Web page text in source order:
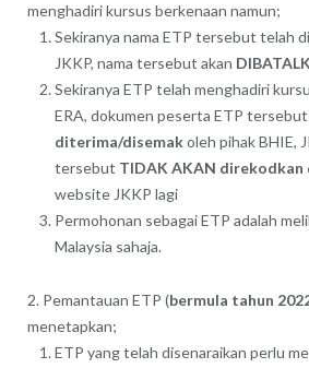
menghadiri kursus berkenaan namun;
Sekiranya nama ETP tersebut telah
JKKP, nama tersebut akan
Sekiranya ETP telah menghadiri
ERA, dokumen peserta ETP tersebut
diterima/disemakoleh pihak BHIE,
tersebut TIDAK AKAN direkodkan
website JKKP lagi
Permohonan sebagai ETP adalah
Malaysia sahaja.
2. Pemantauan ETP (bermula tahun
menetapkan;
ETP yang telah disenaraikan perlu